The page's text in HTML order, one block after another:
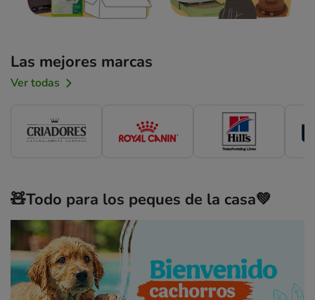
Las mejores marcas
Ver todas
🧸Todo para los peques de la casa💚